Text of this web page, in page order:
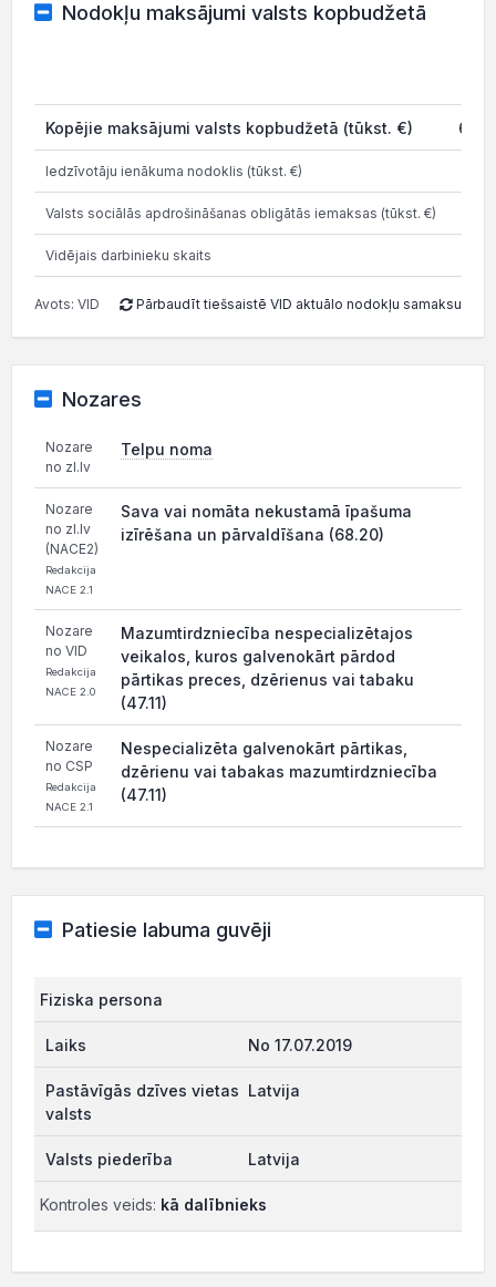
Nodokļu maksājumi valsts kopbudžetā
Kopējie maksājumi valsts kopbudžetā (tūkst. €)
Iedzīvotāju ienākuma nodoklis (tūkst. €)
Valsts sociālās apdrošināšanas obligātās iemaksas (tūkst. €)
Vidējais darbinieku skaits
Avots: VID Pārbaudīt tiešsaistē VID aktuālo nodokļu samaksu
Nozares
Nozare
no zl.lv
Telpu noma
Nozare
no zl.lv
(NACE2)
Redakcija
NACE 2.1
Sava vai nomāta nekustamā īpašuma
izīrēšana un pārvaldīšana (68.20)
Nozare
no VID
Redakcija
NACE 2.0
Mazumtirdzniecība nespecializētajos
veikalos, kuros galvenokārt pārdod
pārtikas preces, dzērienus vai tabaku
(47.11)
Nozare
no CSP
Redakcija
NACE 2.1
Nespecializēta galvenokārt pārtikas,
dzērienu vai tabakas mazumtirdzniecība
(47.11)
Patiesie labuma guvēji
Fiziska persona
No 17.07.2019
Latvija
Latvija
Kontroles veids: kā dalībnieks